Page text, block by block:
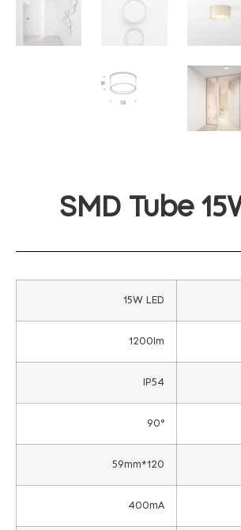
SMD Tube
15W LED
1200lm
IP54
90°
120*59mm
400mA